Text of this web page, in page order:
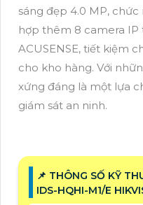
sáng đẹp 4.0 MP,
hợp thêm 8 camera
ACUSENSE, tiết kiệm
cho kho hàng. Với
xứng đáng là một lựa
giám sát an ninh.
📌 THÔNG SỐ KỸ
IDS-HQHI-M1/E